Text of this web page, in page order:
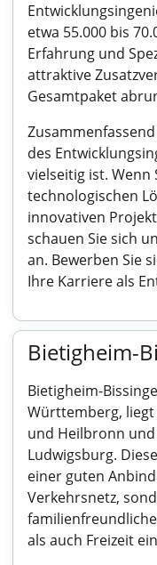
etwa 55.000 bis
Erfahrung und
attraktive
Gesamtpaket
des
vielseitig ist. Wenn
technologischen
innovativen
schauen Sie sich
an. Bewerben Sie
Ihre Karriere als
Bietigheim-
Bietigheim-
Württemberg,
und Heilbronn und
Ludwigsburg.
einer guten
Verkehrsnetz,
als auch Freizeit